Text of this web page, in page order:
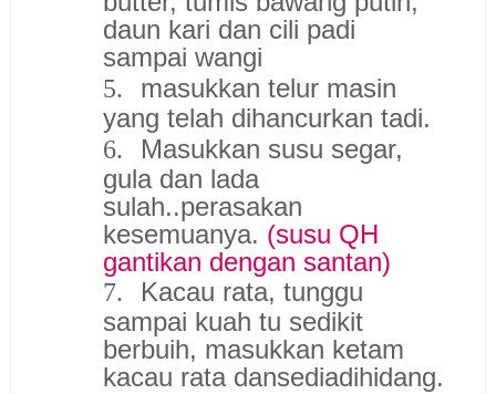
daun kari dan cili padi
sampai wangi
5.
masukkan telur masin
yang telah dihancurkan tadi.
6.
Masukkan susu segar,
gula dan lada
sulah..perasakan
kesemuanya. (susu QH
gantikan dengan santan)
7.
Kacau rata, tunggu
sampai kuah tu sedikit
berbuih, masukkan ketam
kacau rata dansediadihidang.